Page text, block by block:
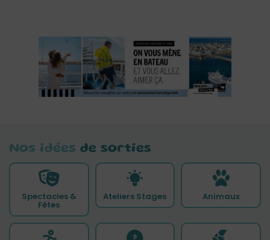
Nos idées de sorties
Spectacles &
Fêtes
Ateliers Stages Animaux